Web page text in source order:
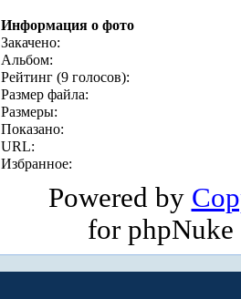
Информация о фото
Закачено:
Альбом:
Рейтинг (9 голосов):
Размер файла:
Размеры:
Показано:
URL:
Избранное:
Powered by
for